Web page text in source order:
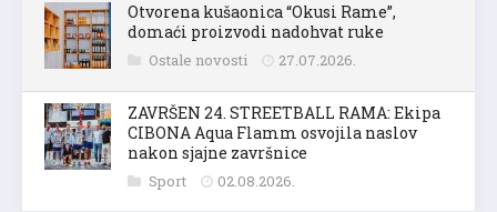
Otvorena kušaonica “Okusi Rame”,
domaći proizvodi nadohvat ruke
Ostale novosti 27.07.2026.
ZAVRŠEN 24. STREETBALL RAMA: Ekipa
CIBONA Aqua Flamm osvojila naslov
nakon sjajne završnice
Sport 02.08.2026.